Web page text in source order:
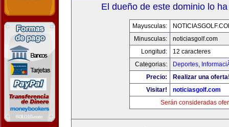
El dueño de este dominio lo
Mayusculas:
Minusculas:
noticiasgolf.com
Longitud:
12 caracteres
Categorias:
Deportes,
Precio:
Realizar una
Visitar!
noticiasgolf.com
Serán consideradas